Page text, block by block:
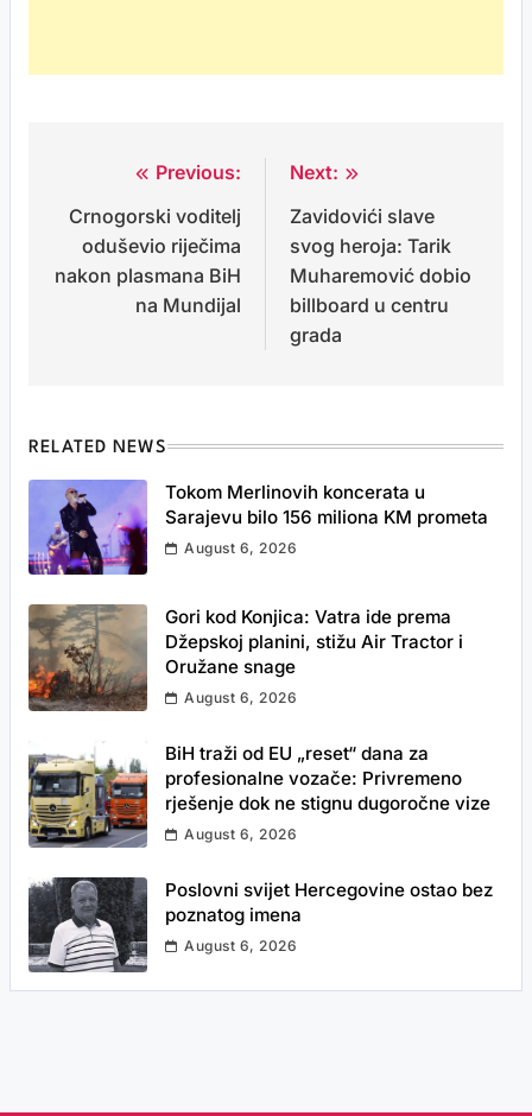
navigation
Previous:
Crnogorski voditelj
oduševio riječima
nakon plasmana BiH
na Mundijal
Next:
Zavidovići slave
svog heroja: Tarik
Muharemović dobio
billboard u centru
grada
RELATED NEWS
Tokom Merlinovih koncerata u
Sarajevu bilo 156 miliona KM prometa
August 6, 2026
Gori kod Konjica: Vatra ide prema
Džepskoj planini, stižu Air Tractor i
Oružane snage
August 6, 2026
BiH traži od EU „reset“ dana za
profesionalne vozače: Privremeno
rješenje dok ne stignu dugoročne vize
August 6, 2026
Poslovni svijet Hercegovine ostao bez
poznatog imena
August 6, 2026